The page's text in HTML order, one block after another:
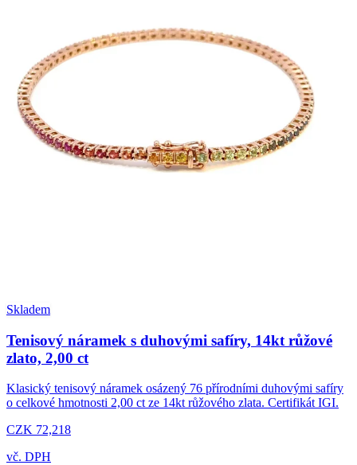
Skladem
Tenisový náramek s duhovými safíry, 14kt růžové
zlato, 2,00 ct
Klasický tenisový náramek osázený 76 přírodními duhovými safíry
o celkové hmotnosti 2,00 ct ze 14kt růžového zlata. Certifikát IGI.
CZK 72,218
vč. DPH